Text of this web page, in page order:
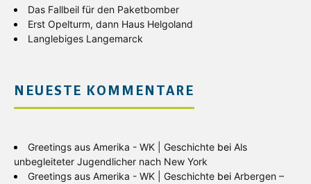
Das Fallbeil für den Paketbomber
Erst Opelturm, dann Haus Helgoland
Langlebiges Langemarck
NEUESTE KOMMENTARE
Greetings aus Amerika - WK | Geschichte bei Als
unbegleiteter Jugendlicher nach New York
Greetings aus Amerika - WK | Geschichte bei Arbergen –